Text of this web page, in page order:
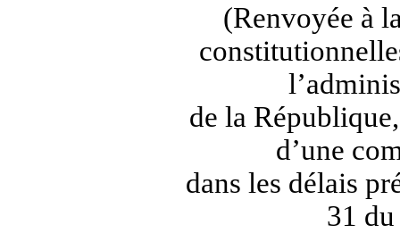
(Renvoyée à
de la
d’une
dans les délais
31